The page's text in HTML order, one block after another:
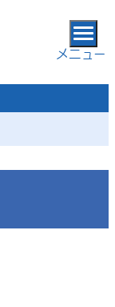
メニュー